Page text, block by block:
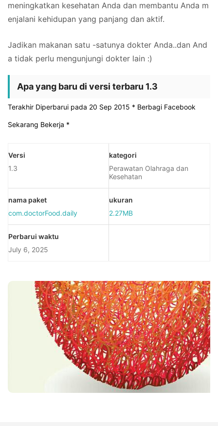
meningkatkan kesehatan Anda dan membantu Anda m
enjalani kehidupan yang panjang dan aktif.
Jadikan makanan satu -satunya dokter Anda..dan And
a tidak perlu mengunjungi dokter lain :)
Apa yang baru di versi terbaru 1.3
Terakhir Diperbarui pada 20 Sep 2015 * Berbagi Facebook
Sekarang Bekerja *
Versi
1.3
kategori
Perawatan Olahraga dan
Kesehatan
nama paket
com.doctorFood.daily
ukuran
2.27MB
Perbarui waktu
July 6, 2025